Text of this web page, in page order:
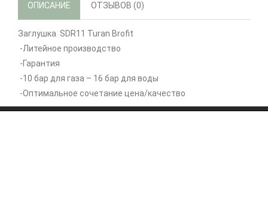
ОПИСАНИЕ ОТЗЫВОВ (0)
Заглушка SDR11 Turan Brofit
-Литейное производство
-Гарантия
-10 бар для газа – 16 бар для воды
-Оптимальное сочетание цена/качество